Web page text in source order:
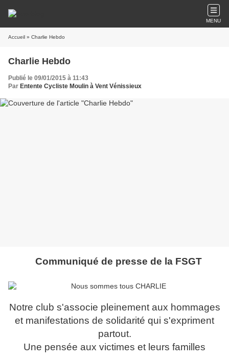
MENU
Accueil » Charlie Hebdo
Charlie Hebdo
Publié le 09/01/2015 à 11:43
Par Entente Cycliste Moulin à Vent Vénissieux
Communiqué de presse de la FSGT
Notre club s'associe pleinement aux hommages
et manifestations de solidarité qui s'expriment
partout.
Une pensée aux victimes et leurs familles